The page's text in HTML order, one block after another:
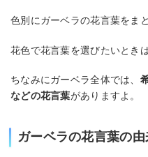
色別にガーベラの花言葉をま
花色で花言葉を選びたいとき
ちなみにガーベラ全体では、
などの花言葉がありますよ。
ガーベラの花言葉の由